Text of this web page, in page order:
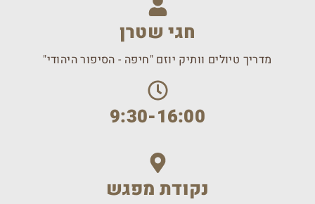
חגי שטרן
מדריך טיולים וותיק יוזם "חיפה - הסיפור היהודי"
9:30-16:00
נקודת מפגש